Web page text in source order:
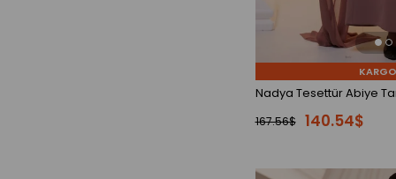
Nadya Tesettür Abiye
140.54$
167.56$